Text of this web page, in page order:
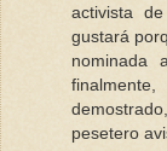
activista
gustará
nominada
pesetero